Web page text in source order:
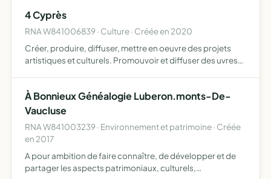
4 Cyprès
RNA W841006839 · Culture · Créée en 2020
Créer, produire, diffuser, mettre en oeuvre des projets
artistiques et culturels. Promouvoir et diffuser des uvres
À Bonnieux Généalogie Luberon.monts-De-
Vaucluse
RNA W841003239 · Environnement et patrimoine · Créée
en 2017
A pour ambition de faire connaître, de développer et de
partager les aspects patrimoniaux, culturels,